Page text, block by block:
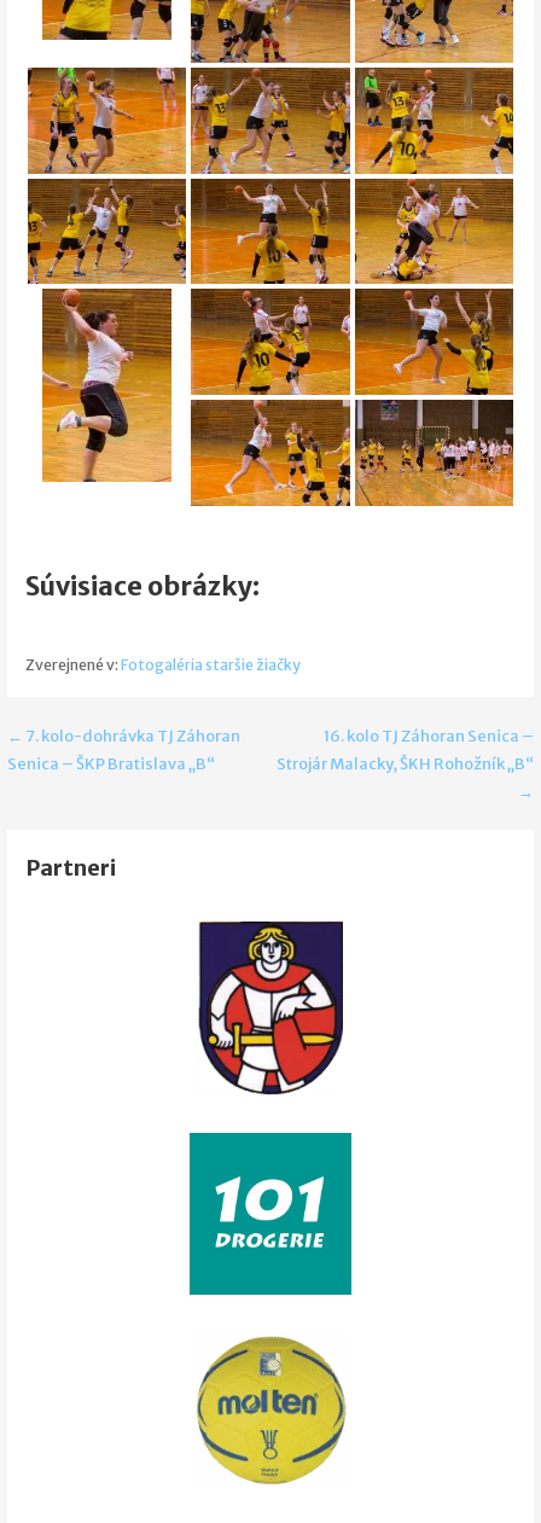
Súvisiace obrázky:
Zverejnené v: Fotogaléria staršie žiačky
Navigácia
← 7. kolo-dohrávka TJ Záhoran
Senica – ŠKP Bratislava „B“
16. kolo TJ Záhoran Senica –
Strojár Malacky, ŠKH Rohožník „B“
→
Partneri